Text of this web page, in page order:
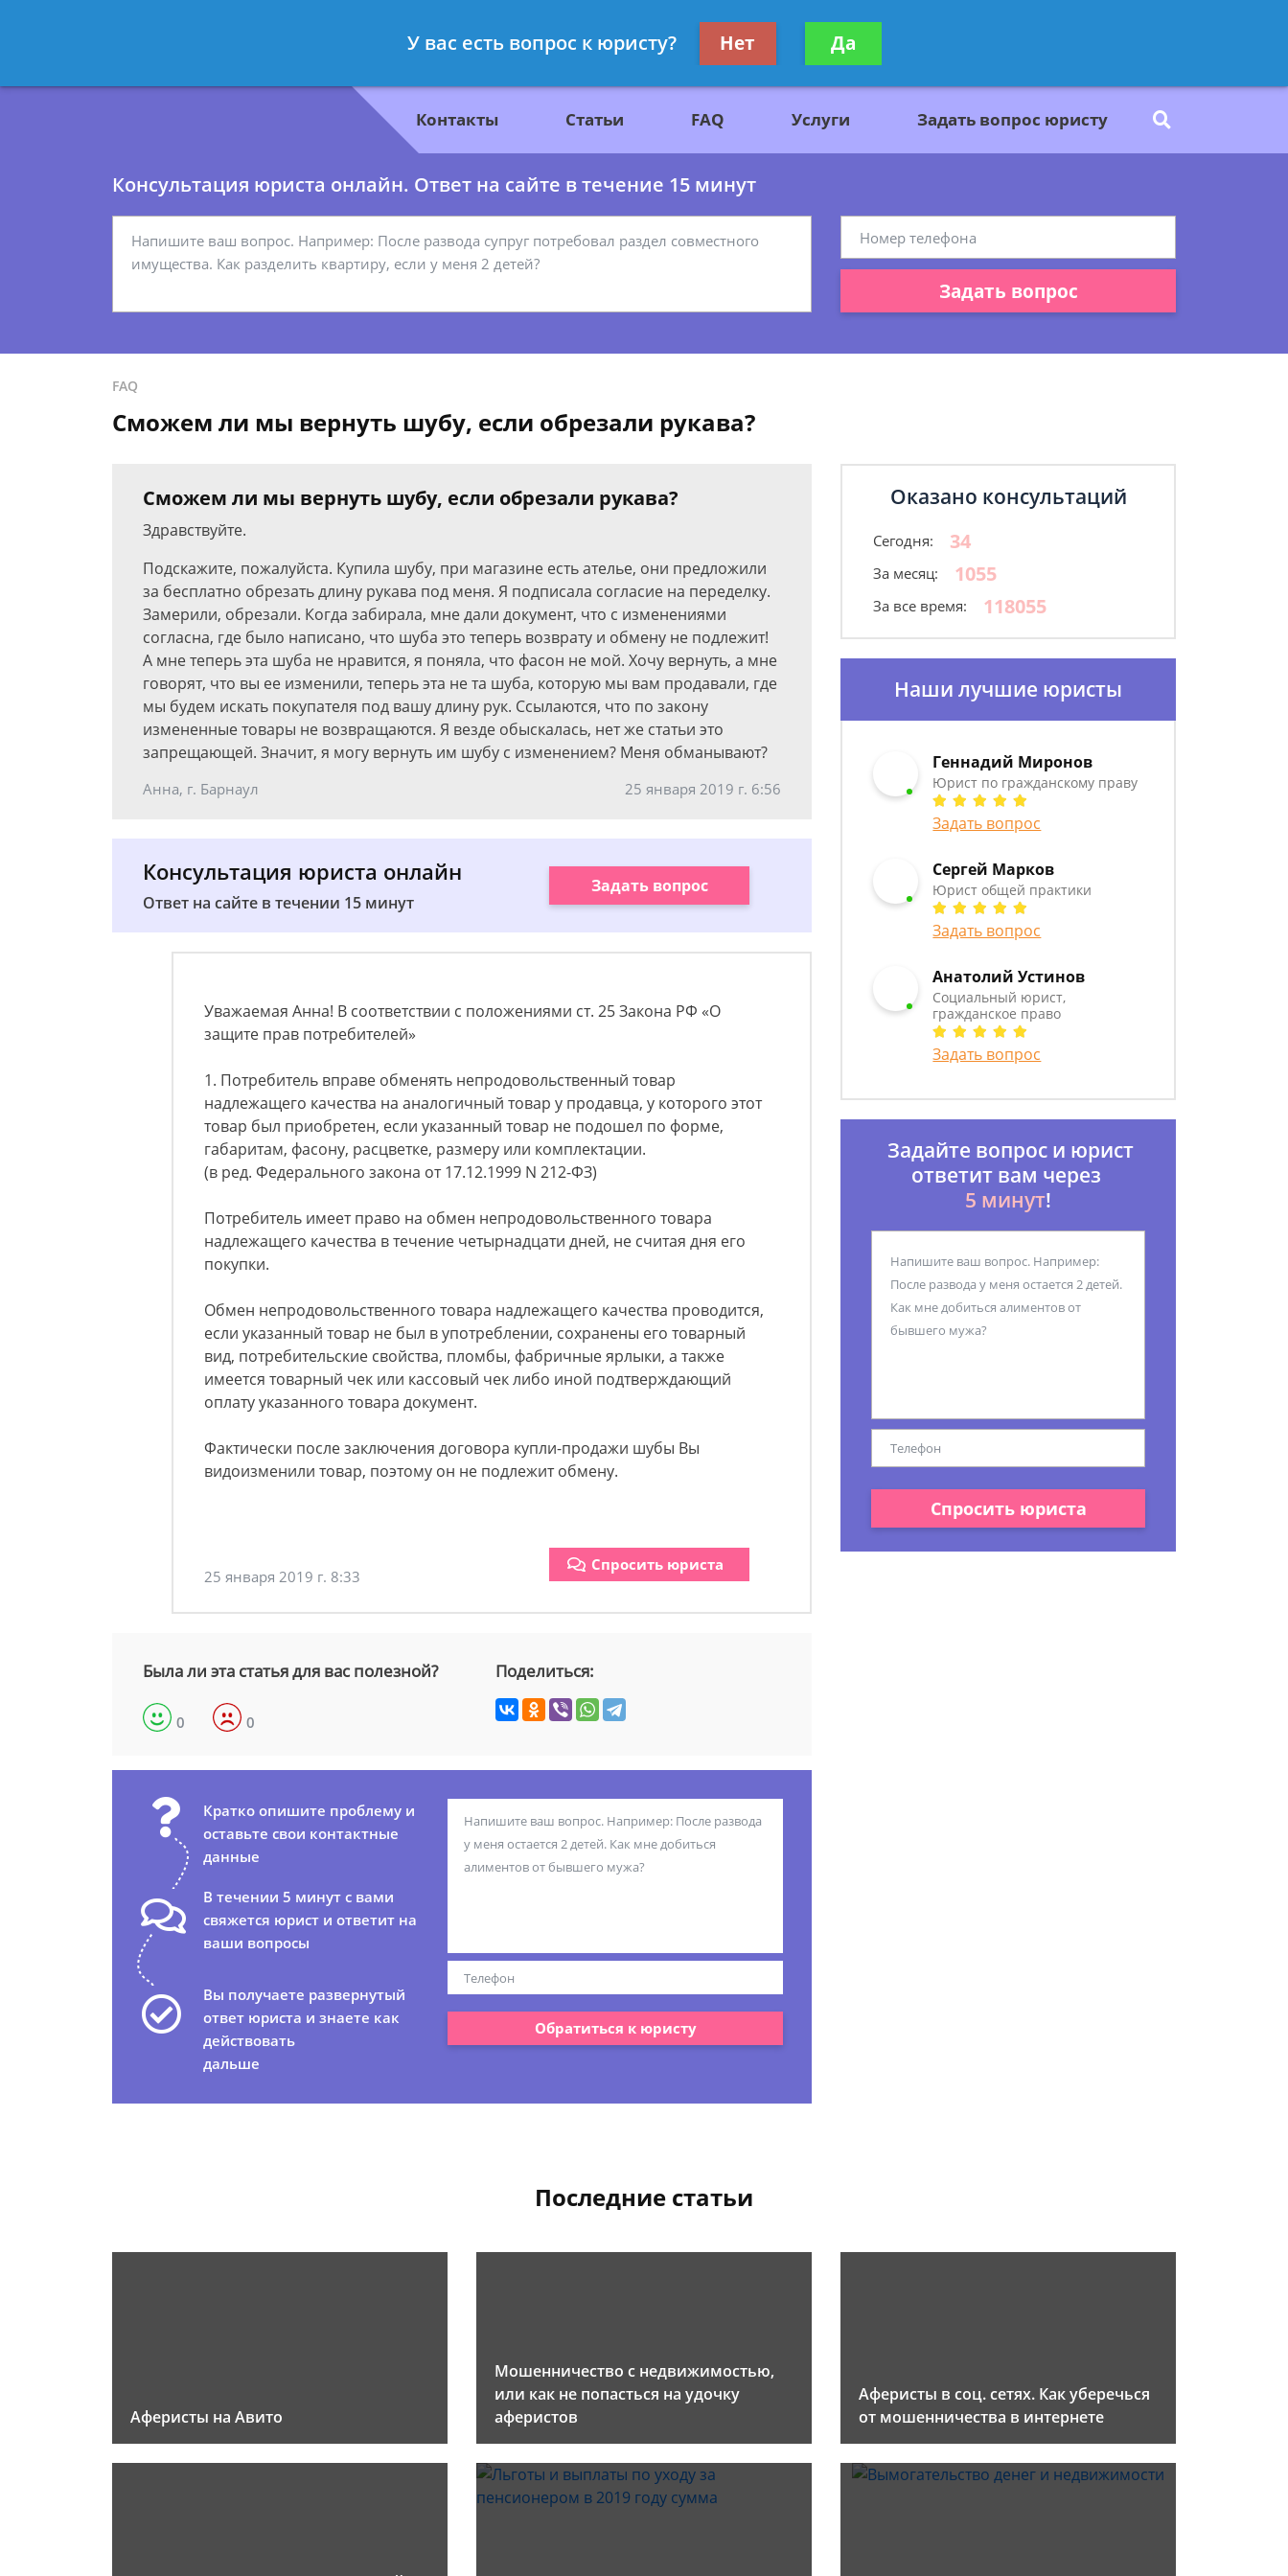
- Юрист по гражданскому праву
Получите консультацию
бесплатно
Контакты Статьи FAQ Услуги Задать вопрос юристу
Консультация юриста онлайн. Ответ на сайте в течение 15 минут
Задать вопрос
FAQ
Сможем ли мы вернуть шубу, если обрезали рукава?
Сможем ли мы вернуть шубу, если обрезали рукава?
Здравствуйте.
Подскажите, пожалуйста. Купила шубу, при магазине есть ателье, они предложили
за бесплатно обрезать длину рукава под меня. Я подписала согласие на переделку.
Замерили, обрезали. Когда забирала, мне дали документ, что с изменениями
согласна, где было написано, что шуба это теперь возврату и обмену не подлежит!
А мне теперь эта шуба не нравится, я поняла, что фасон не мой. Хочу вернуть, а мне
говорят, что вы ее изменили, теперь эта не та шуба, которую мы вам продавали, где
мы будем искать покупателя под вашу длину рук. Ссылаются, что по закону
измененные товары не возвращаются. Я везде обыскалась, нет же статьи это
запрещающей. Значит, я могу вернуть им шубу с изменением? Меня обманывают?
Анна, г. Барнаул 25 января 2019 г. 6:56
Консультация юриста онлайн
Ответ на сайте в течении 15 минут
Задать вопрос
Уважаемая Анна! В соответствии с положениями ст. 25 Закона РФ «О
защите прав потребителей»
1. Потребитель вправе обменять непродовольственный товар
надлежащего качества на аналогичный товар у продавца, у которого этот
товар был приобретен, если указанный товар не подошел по форме,
габаритам, фасону, расцветке, размеру или комплектации.
(в ред. Федерального закона от 17.12.1999 N 212-ФЗ)
Потребитель имеет право на обмен непродовольственного товара
надлежащего качества в течение четырнадцати дней, не считая дня его
покупки.
Обмен непродовольственного товара надлежащего качества проводится,
если указанный товар не был в употреблении, сохранены его товарный
вид, потребительские свойства, пломбы, фабричные ярлыки, а также
имеется товарный чек или кассовый чек либо иной подтверждающий
оплату указанного товара документ.
Фактически после заключения договора купли-продажи шубы Вы
видоизменили товар, поэтому он не подлежит обмену.
25 января 2019 г. 8:33
Спросить юриста
Была ли эта статья для вас полезной?
0 0
Поделиться:
Кратко опишите проблему и
оставьте свои контактные
данные
В течении 5 минут с вами
свяжется юрист и ответит на
ваши вопросы
Вы получаете развернутый
ответ юриста и знаете как
действовать
дальше
Обратиться к юристу
Оказано консультаций
Сегодня: 34
За месяц: 1055
За все время: 118055
Наши лучшие юристы
Геннадий Миронов
Юрист по гражданскому праву
Задать вопрос
Сергей Марков
Юрист общей практики
Задать вопрос
Анатолий Устинов
Социальный юрист,
гражданское право
Задать вопрос
Задайте вопрос и юрист
ответит вам через
5 минут!
Спросить юриста
Последние статьи
Аферисты на Авито
Мошенничество с недвижимостью,
или как не попасться на удочку
аферистов
Аферисты в соц. сетях. Как уберечься
от мошенничества в интернете
У вас есть вопрос к юристу? Нет Да